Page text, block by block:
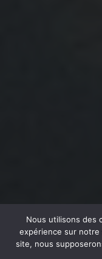
Nous utilisons des
expérience sur
site, nous